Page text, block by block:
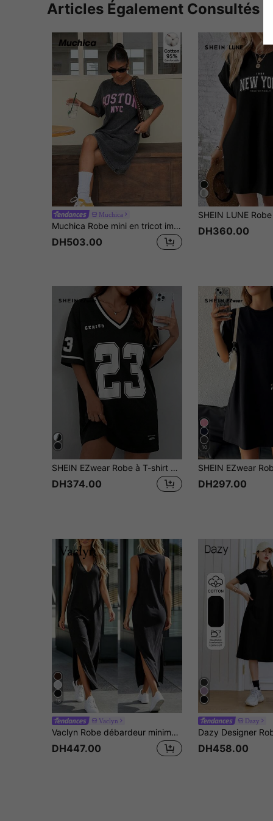
Articles Également Consultés
Muchica
Muchica Robe mini en tricot imprimée pour femmes
DH503.00
DH360.00
SHEIN EZwear Robe à T-shirt à manches courtes V-cou ample noire décontractée d'été avec impression de lettres et de numéros pour les jeux de ballons
DH374.00
10
DH297.00
16
Vaclyn
Vaclyn Robe débardeur minimaliste sans manches col V couleur unie avec fente
DH447.00
Dazy
DH458.00